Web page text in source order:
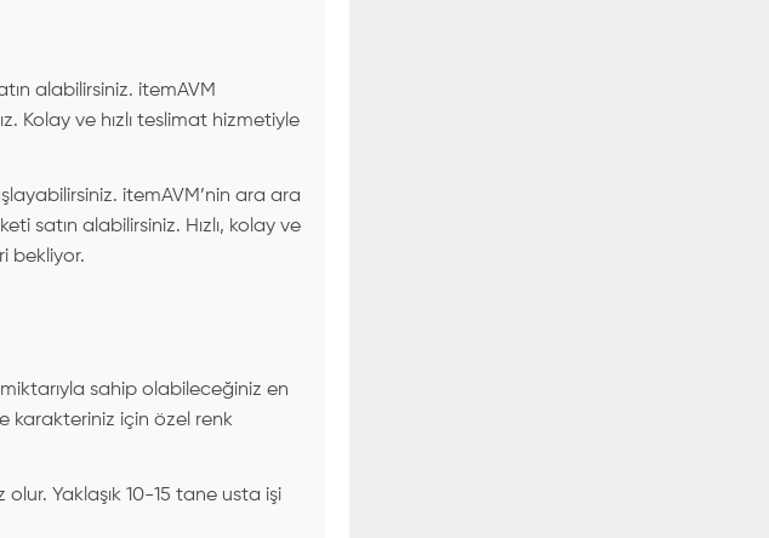
alabilirsiniz. itemAVM
Kolay ve hızlı teslimat hizmetiyle
itemAVM’nin ara ara
satın alabilirsiniz. Hızlı, kolay ve
bekliyor.
sahip olabileceğiniz en
karakteriniz için özel renk
Yaklaşık 10-15 tane usta işi